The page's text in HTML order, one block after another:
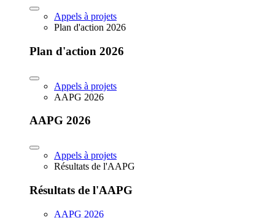
Appels à projets
Plan d'action 2026
Plan d'action 2026
Appels à projets
AAPG 2026
AAPG 2026
Appels à projets
Résultats de l'AAPG
Résultats de l'AAPG
AAPG 2026